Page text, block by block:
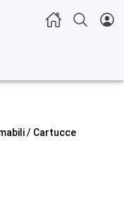
/ Cartucce